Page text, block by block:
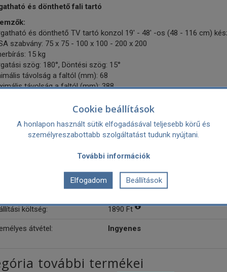
és dönthető fali tartó
és dönthető TV tartó konzol 19' - 48' -os (48 - 116 cm)
szabvány: 75 x 75 - 100 x 100 - 200 x 200
15 kg
szög: 180°, Döntési szög: 15°
távolság a faltól (mm): 68
távolság a faltól (mm): 388
magyar márkaszerviz garancia.
Vogel's
Postai cím: Hondsruglaan 93 5628
1 év
költség: 1890 Ft
átvétel: Ingyenes
további termékei
Cookie beállítások
A honlapon használt sütik elfogadásával teljesebb körű és
személyreszabottabb szolgáltatást tudunk nyújtani.
További információk
Elfogadom Beállítások